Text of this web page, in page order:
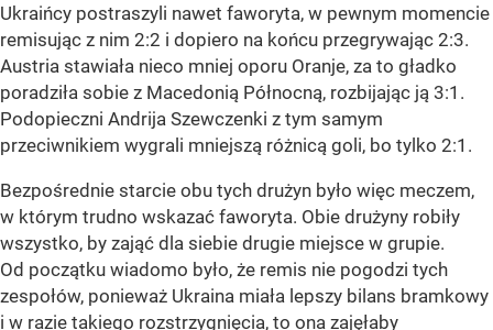
Ukraińcy postraszyli nawet faworyta, w pewnym momencie
remisując z nim 2:2 i dopiero na końcu przegrywając 2:3.
Austria stawiała nieco mniej oporu Oranje, za to gładko
poradziła sobie z Macedonią Północną, rozbijając ją 3:1.
Podopieczni Andrija Szewczenki z tym samym
przeciwnikiem wygrali mniejszą różnicą goli, bo tylko 2:1.
Bezpośrednie starcie obu tych drużyn było więc meczem,
w którym trudno wskazać faworyta. Obie drużyny robiły
wszystko, by zająć dla siebie drugie miejsce w grupie.
Od początku wiadomo było, że remis nie pogodzi tych
zespołów, ponieważ Ukraina miała lepszy bilans bramkowy
i w razie takiego rozstrzygnięcia, to ona zajęłaby